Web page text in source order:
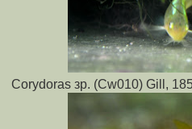
Corydoras зр. (Cw010) Gill,